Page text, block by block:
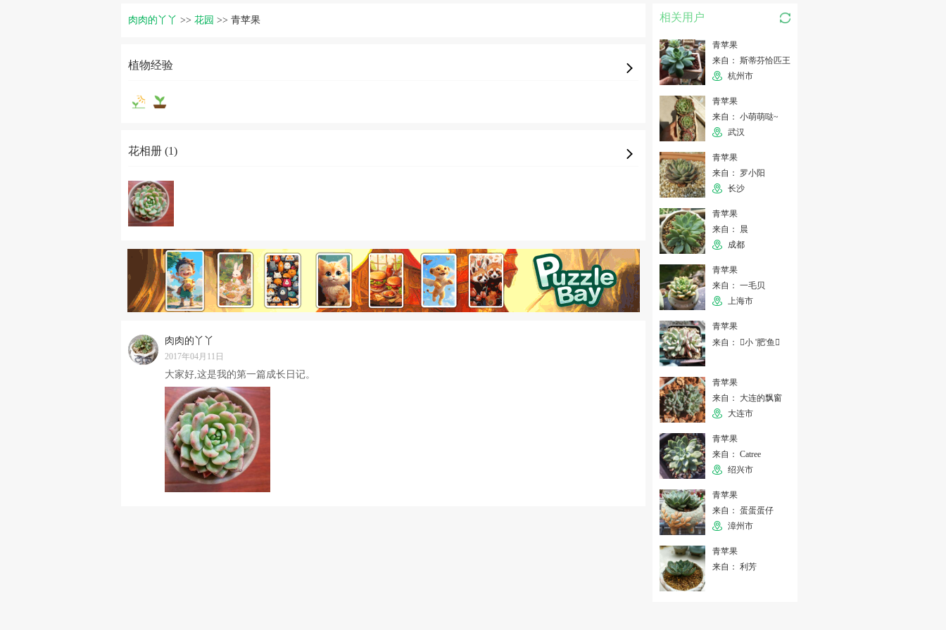
肉肉的丫丫 >> 花园 >> 青苹果
植物经验
花相册 (1)
肉肉的丫丫
2017年04月11日
大家好,这是我的第一篇成长日记。
相关用户
青苹果
来自： 斯蒂芬恰匹王
杭州市
青苹果
来自： 小萌萌哒~
武汉
青苹果
来自： 罗小阳
长沙
青苹果
来自： 晨
成都
青苹果
来自： 一毛贝
上海市
青苹果
来自： 小 '肥'鱼
青苹果
来自： 大连的飘窗
大连市
青苹果
来自： Catree
绍兴市
青苹果
来自： 蛋蛋蛋仔
漳州市
青苹果
来自： 利芳